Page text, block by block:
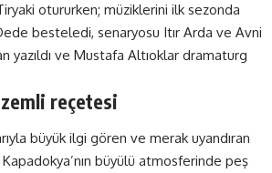
otururken; müziklerini ilk sezonda
besteledi, senaryosu Itır Arda ve Avni
yazıldı ve Mustafa Altıoklar dramaturg
reçetesi
büyük ilgi gören ve merak uyandıran
Kapadokya’nın büyülü atmosferinde peş